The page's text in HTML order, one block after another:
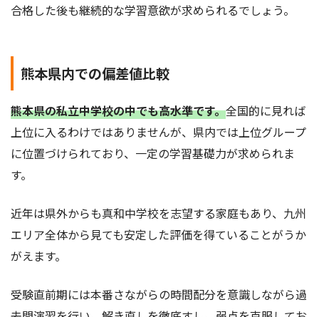
合格した後も継続的な学習意欲が求められるでしょう。
熊本県内での偏差値比較
熊本県の私立中学校の中でも高水準です。全国的に見れば
上位に入るわけではありませんが、県内では上位グループ
に位置づけられており、一定の学習基礎力が求められま
す。
近年は県外からも真和中学校を志望する家庭もあり、九州
エリア全体から見ても安定した評価を得ていることがうか
がえます。
受験直前期には本番さながらの時間配分を意識しながら過